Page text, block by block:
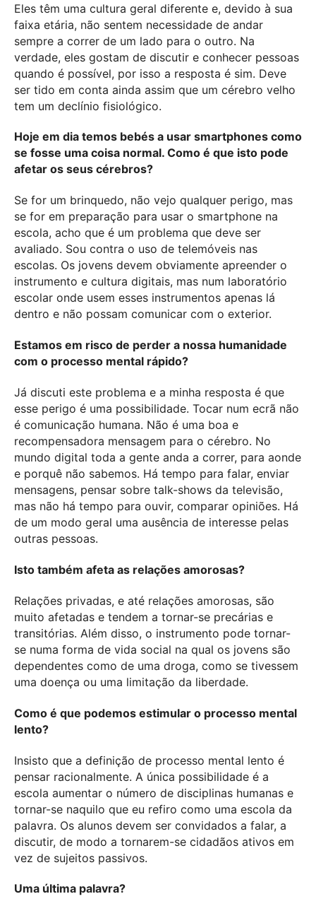
Eles têm uma cultura geral diferente e, devido à sua
faixa etária, não sentem necessidade de andar
sempre a correr de um lado para o outro. Na
verdade, eles gostam de discutir e conhecer pessoas
quando é possível, por isso a resposta é sim. Deve
ser tido em conta ainda assim que um cérebro velho
tem um declínio fisiológico.
Hoje em dia temos bebés a usar smartphones como
se fosse uma coisa normal. Como é que isto pode
afetar os seus cérebros?
Se for um brinquedo, não vejo qualquer perigo, mas
se for em preparação para usar o smartphone na
escola, acho que é um problema que deve ser
avaliado. Sou contra o uso de telemóveis nas
escolas. Os jovens devem obviamente apreender o
instrumento e cultura digitais, mas num laboratório
escolar onde usem esses instrumentos apenas lá
dentro e não possam comunicar com o exterior.
Estamos em risco de perder a nossa humanidade
com o processo mental rápido?
Já discuti este problema e a minha resposta é que
esse perigo é uma possibilidade. Tocar num ecrã não
é comunicação humana. Não é uma boa e
recompensadora mensagem para o cérebro. No
mundo digital toda a gente anda a correr, para aonde
e porquê não sabemos. Há tempo para falar, enviar
mensagens, pensar sobre talk-shows da televisão,
mas não há tempo para ouvir, comparar opiniões. Há
de um modo geral uma ausência de interesse pelas
outras pessoas.
Isto também afeta as relações amorosas?
Relações privadas, e até relações amorosas, são
muito afetadas e tendem a tornar-se precárias e
transitórias. Além disso, o instrumento pode tornar-
se numa forma de vida social na qual os jovens são
dependentes como de uma droga, como se tivessem
uma doença ou uma limitação da liberdade.
Como é que podemos estimular o processo mental
lento?
Insisto que a definição de processo mental lento é
pensar racionalmente. A única possibilidade é a
escola aumentar o número de disciplinas humanas e
tornar-se naquilo que eu refiro como uma escola da
palavra. Os alunos devem ser convidados a falar, a
discutir, de modo a tornarem-se cidadãos ativos em
vez de sujeitos passivos.
Uma última palavra?